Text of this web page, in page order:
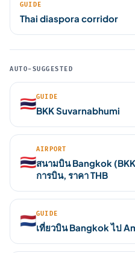
GUIDE
Thai diaspora corridor
AUTO-SUGGESTED
🇹🇭GUIDE
BKK Suvarnabhumi
🇹🇭
AIRPORT
สนามบิน Bangkok
การบิน, ราคา THB
🇳🇱GUIDE
เที่ยวบิน Bangkok ไป